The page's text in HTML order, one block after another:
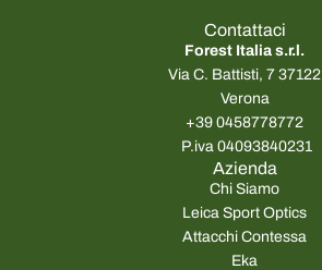
Contattaci
Forest Italia s.r.l.
Via C. Battisti, 7 37122
Verona
+39 0458778772
P.iva 04093840231
Azienda
Chi Siamo
Leica Sport Optics
Attacchi Contessa
Eka